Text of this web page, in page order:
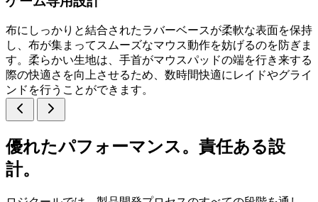
布にしっかりと結合されたラバーベースが柔軟な表面を保持
し、布が集まってスムーズなマウス動作を妨げるのを防ぎま
す。柔らかい生地は、手首がマウスパッドの端を行き来する
際の快適さを向上させるため、数時間快適にレイドやグライ
ンドを行うことができます。
優れたパフォーマンス。責任ある設
計。